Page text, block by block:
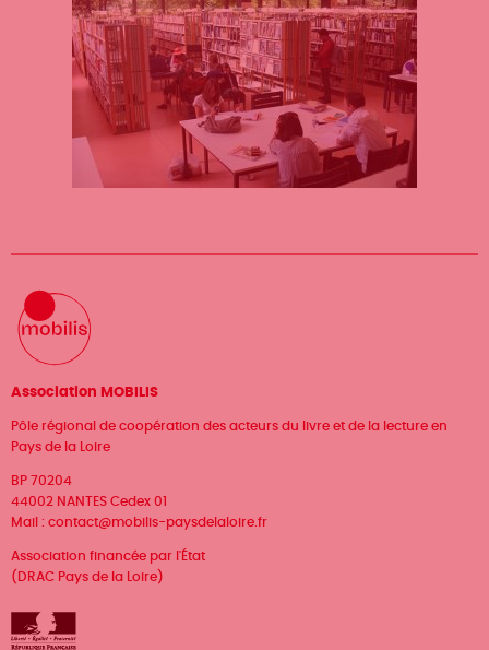
Association MOBILIS
Pôle régional de coopération des acteurs du livre et de la lecture en
Pays de la Loire
BP 70204
44002 NANTES Cedex 01
Mail : contact@mobilis-paysdelaloire.fr
Association financée par l'État
(DRAC Pays de la Loire)